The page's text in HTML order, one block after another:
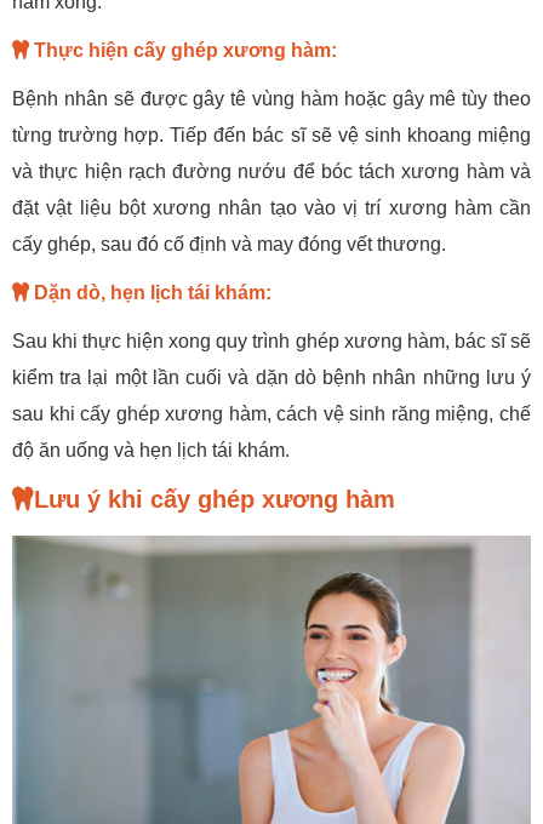
Thực hiện cấy ghép xương hàm:
Bệnh nhân sẽ được gây tê vùng hàm hoặc gây mê tùy theo
từng trường hợp. Tiếp đến bác sĩ sẽ vệ sinh khoang miệng
và thực hiện rạch đường nướu để bóc tách xương hàm và
đặt vật liệu bột xương nhân tạo vào vị trí xương hàm cần
cấy ghép, sau đó cố định và may đóng vết thương.
Dặn dò, hẹn lịch tái khám:
Sau khi thực hiện xong quy trình ghép xương hàm, bác sĩ sẽ
kiểm tra lại một lần cuối và dặn dò bệnh nhân những lưu ý
sau khi cấy ghép xương hàm, cách vệ sinh răng miệng, chế
độ ăn uống và hẹn lịch tái khám.
Lưu ý khi cấy ghép xương hàm